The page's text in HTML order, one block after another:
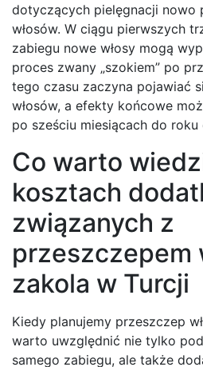
dotyczących pielęgnacji nowo
włosów. W ciągu pierwszych
zabiegu nowe włosy mogą
proces zwany „szokiem” po
tego czasu zaczyna pojawiać
włosów, a efekty końcowe
po sześciu miesiącach do roku
Co warto
kosztach
związanych z
przeszczepem
zakola w Turcji
Kiedy planujemy przeszczep
warto uwzględnić nie tylko
samego zabiegu, ale także